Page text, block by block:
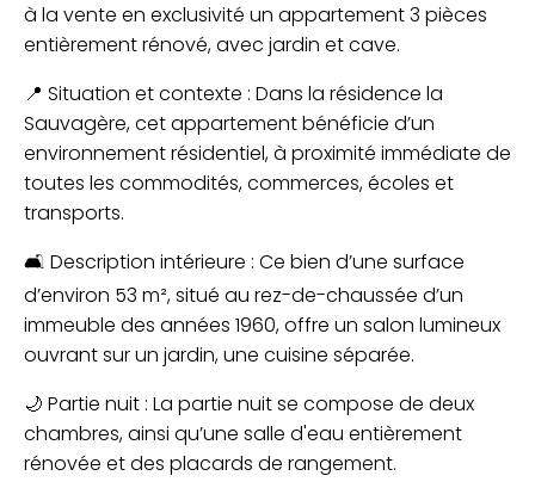
à la vente en exclusivité un appartement 3 pièces
entièrement rénové, avec jardin et cave.
📍 Situation et contexte : Dans la résidence la
Sauvagère, cet appartement bénéficie d’un
environnement résidentiel, à proximité immédiate de
toutes les commodités, commerces, écoles et
transports.
🛋️ Description intérieure : Ce bien d’une surface
d’environ 53 m², situé au rez-de-chaussée d’un
immeuble des années 1960, offre un salon lumineux
ouvrant sur un jardin, une cuisine séparée.
🌙 Partie nuit : La partie nuit se compose de deux
chambres, ainsi qu’une salle d'eau entièrement
rénovée et des placards de rangement.